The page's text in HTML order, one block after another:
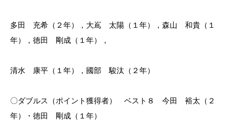
多田 充希（２年），大嶌 太陽（１年），森山 和貴（１
年），徳田 剛成（１年），
清水 康平（１年），國部 駿汰（２年）
〇ダブルス（ポイント獲得者） ベスト８ 今田 裕太（２
年）・徳田 剛成（１年）